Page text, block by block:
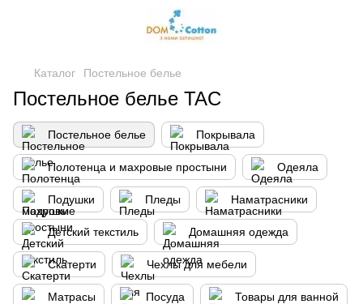
Каталог Постельное белье
Постельное белье TAC
Постельное белье Покрывала
Полотенца и махровые простыни Одеяла
Подушки Пледы Наматрасники
Детский текстиль Домашняя одежда
Скатерти Чехлы для мебели
Матрасы Посуда Товары для ванной